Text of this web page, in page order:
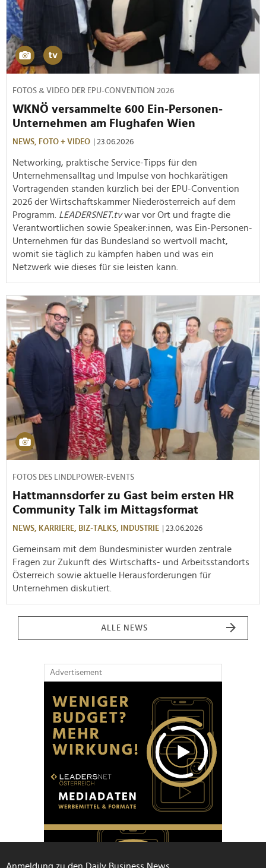
FOTOS & VIDEO DER EPU-CONVENTION 2026
WKNÖ versammelte 600 Ein-Personen-
Unternehmen am Flughafen Wien
NEWS, FOTO + VIDEO | 23.06.2026
Networking, praktische Service-Tipps für den
Unternehmensalltag und Impulse von hochkarätigen
Vortragenden standen kürzlich bei der EPU-Convention
2026 der Wirtschaftskammer Niederösterreich auf dem
Programm. LEADERSNET.tvwar vor Ort und fragte die
Verantwortlichen sowie Speaker:innen, was Ein-Personen-
Unternehmen für das Bundesland so wertvoll macht,
womit sie täglich zu kämpfen haben und was ein
Netzwerk wie dieses für sie leisten kann.
FOTOS DES LINDLPOWER-EVENTS
Hattmannsdorfer zu Gast beim ersten HR
Community Talk im Mittagsformat
NEWS, KARRIERE, BIZ-TALKS, INDUSTRIE | 23.06.2026
Gemeinsam mit dem Bundesminister wurden zentrale
Fragen zur Zukunft des Wirtschafts- und Arbeitsstandorts
Österreich sowie aktuelle Herausforderungen für
Unternehmen diskutiert.
ALLE NEWS
Advertisement